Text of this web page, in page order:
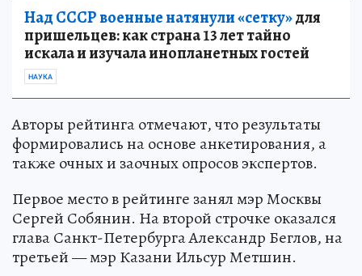
Над СССР военные натянули «сетку»для
пришельцев: как страна 13 лет тайно
искала и изучала инопланетных гостей
НАУКА
Авторы рейтинга отмечают, что результаты
формировались на основе анкетирования, а
также очных и заочных опросов экспертов.
Первое место в рейтинге занял мэр Москвы
Сергей Собянин. На второй строчке оказался
глава Санкт-Петербурга Александр Беглов, на
третьей — мэр Казани Ильсур Метшин.